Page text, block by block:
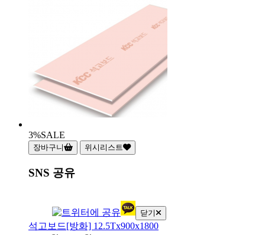
3%SALE
장바구니 위시리스트
SNS 공유
닫기
석고보드[방화] 12.5Tx900x1800